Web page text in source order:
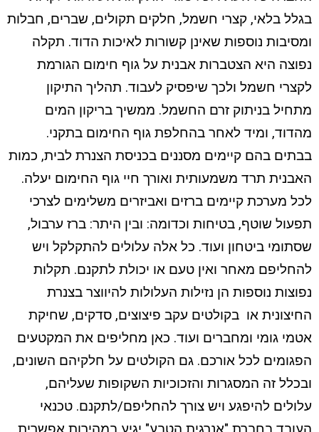
בגלל בלאי, קצרי חשמל, חלקים תקולים, שברים, חבלות
ומסיבות נוספות שאינן קשורות לאיכות הדוד. תקלה
נפוצה היא הצטברות אבנית על גוף חימום הגורמת
לקצרי חשמל ולכך שיפסיק לעבוד. תהליך התיקון
מתחיל בניתוק זרם החשמל. ממשיך בריקון המים
מהדוד, ומיד לאחר בהחלפת גוף החימום בתקני.
בבתים בהם קיימים מסננים בכניסת הצנרת לבית, כמות
האבנית תרד משמעותית ואורך חיי גוף החימום יעלה.
לכל מערכת קיימים ברזים ואביזרים משלימים לצרכי
תפעול שוטף, בטיחות וכדומה: ובין היתר: ברז ערבול,
שסתומי ביטחון ועוד. כל אלה עלולים להתקלקל ויש
להחליפם מאחר ואין טעם או יכולת לתקנם. תקלות
נפוצות נוספות הן נזילות העלולות להיווצר בצנרת
החיצונית או בקולטים עקב פיצוצים, סדקים, שחיקת
אטמי גומי ומחברים ועוד. כאן מחליפים את המקטעים
הפגומים לכל אורכם. גם הקולטים על חלקיהם השונים,
ובכלל זה המסגרות והזכוכיות השקופות שעליהם,
עלולים להיפגע ויש צורך להחליפם/לתקנם. טכנאי